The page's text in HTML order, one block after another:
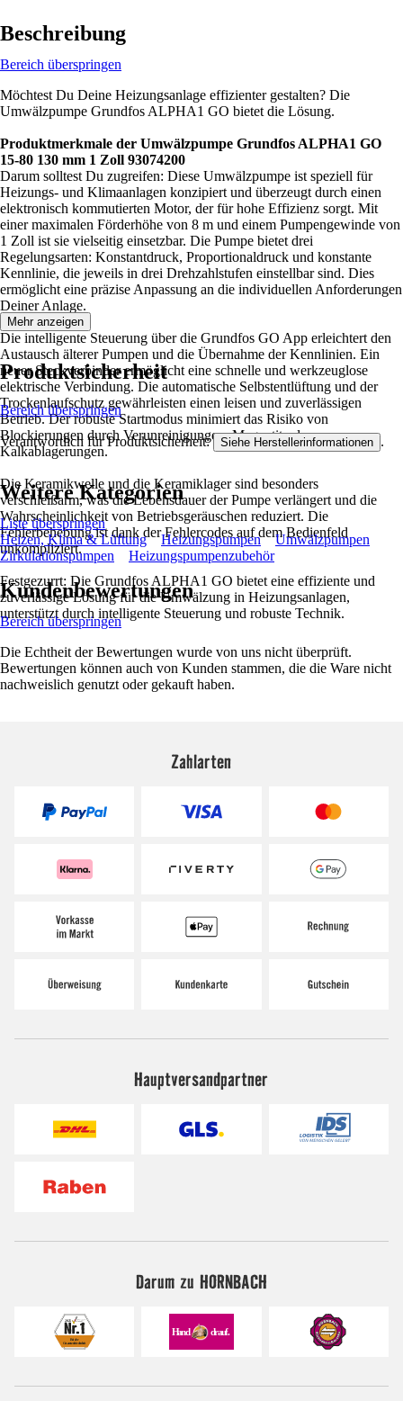
Beschreibung
Bereich überspringen
Möchtest Du Deine Heizungsanlage effizienter gestalten? Die
Umwälzpumpe Grundfos ALPHA1 GO bietet die Lösung.
Produktmerkmale der Umwälzpumpe Grundfos ALPHA1 GO
15-80 130 mm 1 Zoll 93074200
Darum solltest Du zugreifen: Diese Umwälzpumpe ist speziell für
Heizungs- und Klimaanlagen konzipiert und überzeugt durch einen
elektronisch kommutierten Motor, der für hohe Effizienz sorgt. Mit
einer maximalen Förderhöhe von 8 m und einem Pumpengewinde von
1 Zoll ist sie vielseitig einsetzbar. Die Pumpe bietet drei
Regelungsarten: Konstantdruck, Proportionaldruck und konstante
Kennlinie, die jeweils in drei Drehzahlstufen einstellbar sind. Dies
ermöglicht eine präzise Anpassung an die individuellen Anforderungen
Deiner Anlage.
Die intelligente Steuerung über die Grundfos GO App erleichtert den
Austausch älterer Pumpen und die Übernahme der Kennlinien. Ein
neuer Steckverbinder ermöglicht eine schnelle und werkzeuglose
elektrische Verbindung. Die automatische Selbstentlüftung und der
Trockenlaufschutz gewährleisten einen leisen und zuverlässigen
Betrieb. Der robuste Startmodus minimiert das Risiko von
Blockierungen durch Verunreinigungen, Magnetit oder
Kalkablagerungen.
Die Keramikwelle und die Keramiklager sind besonders
verschleißarm, was die Lebensdauer der Pumpe verlängert und die
Wahrscheinlichkeit von Betriebsgeräuschen reduziert. Die
Fehlerbehebung ist dank der Fehlercodes auf dem Bedienfeld
unkompliziert.
Festgezurrt: Die Grundfos ALPHA1 GO bietet eine effiziente und
zuverlässige Lösung für die Umwälzung in Heizungsanlagen,
unterstützt durch intelligente Steuerung und robuste Technik.
Mehr anzeigen
Produktsicherheit
Bereich überspringen
Verantwortlich für Produktsicherheit: Siehe Herstellerinformationen .
Weitere Kategorien
Liste überspringen
Heizen, Klima & Lüftung
Heizungspumpen
Umwälzpumpen
Zirkulationspumpen
Heizungspumpenzubehör
Kundenbewertungen
Bereich überspringen
Die Echtheit der Bewertungen wurde von uns nicht überprüft.
Bewertungen können auch von Kunden stammen, die die Ware nicht
nachweislich genutzt oder gekauft haben.
Zahlarten
Hauptversandpartner
Darum zu HORNBACH